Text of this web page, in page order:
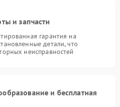
и запчасти
гарантия на
детали, что
неисправностей
и бесплатная